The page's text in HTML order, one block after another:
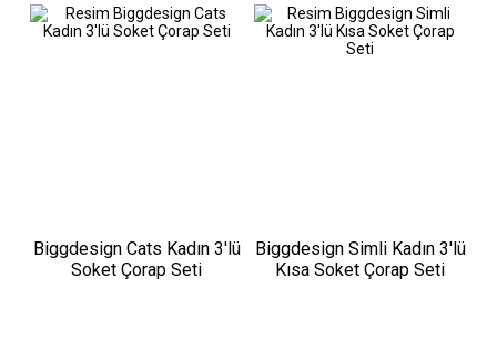
Biggdesign Cats Kadın 3'lü
Soket Çorap Seti
Biggdesign Simli Kadın 3'lü
Kısa Soket Çorap Seti